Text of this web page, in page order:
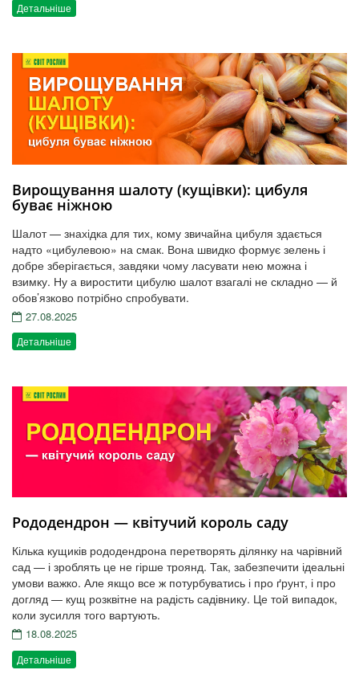
Детальніше
Вирощування шалоту (кущівки): цибуля
буває ніжною
Шалот — знахідка для тих, кому звичайна цибуля здається
надто «цибулевою» на смак. Вона швидко формує зелень і
добре зберігається, завдяки чому ласувати нею можна і
взимку. Ну а виростити цибулю шалот взагалі не складно — й
обов’язково потрібно спробувати.
27.08.2025
Детальніше
Рододендрон — квітучий король саду
Кілька кущиків рододендрона перетворять ділянку на чарівний
сад — і зроблять це не гірше троянд. Так, забезпечити ідеальні
умови важко. Але якщо все ж потурбуватись і про ґрунт, і про
догляд — кущ розквітне на радість садівнику. Це той випадок,
коли зусилля того вартують.
18.08.2025
Детальніше